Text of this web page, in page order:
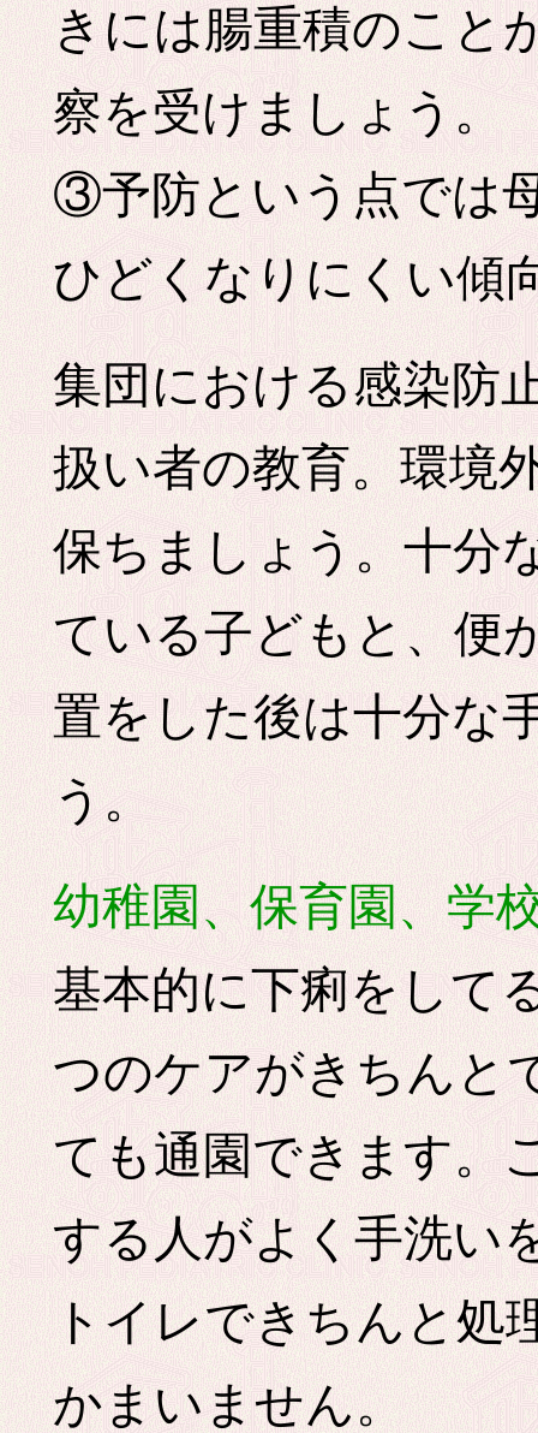
きには腸重積のこと
察を受けましょう。
③予防という点では
ひどくなりにくい傾
集団における感染防
扱い者の教育。環境
保ちましょう。十分
ている子どもと、便
置をした後は十分な
う。
幼稚園、保育園、学
基本的に下痢をして
つのケアがきちんと
ても通園できます。
する人がよく手洗い
トイレできちんと処
かまいません。